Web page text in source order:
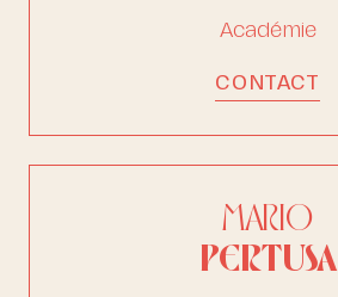
Académie
CONTACT
MARIO
PERTUSA